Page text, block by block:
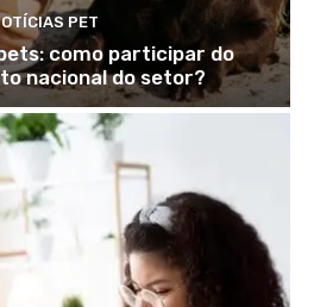
PET
como participar do
nacional do setor?